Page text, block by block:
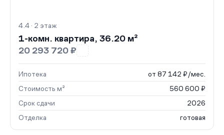
4.4 · 2 этаж
1-комн. квартира, 36.20 м²
20 293 720 ₽
Ипотека
от 87 142 ₽/мес.
Стоимость м²
560 600 ₽
Срок сдачи
2026
Отделка
готовая